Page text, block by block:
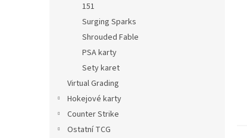
151
Surging Sparks
Shrouded Fable
PSA karty
Sety karet
Virtual Grading
Hokejové karty
Counter Strike
Ostatní TCG